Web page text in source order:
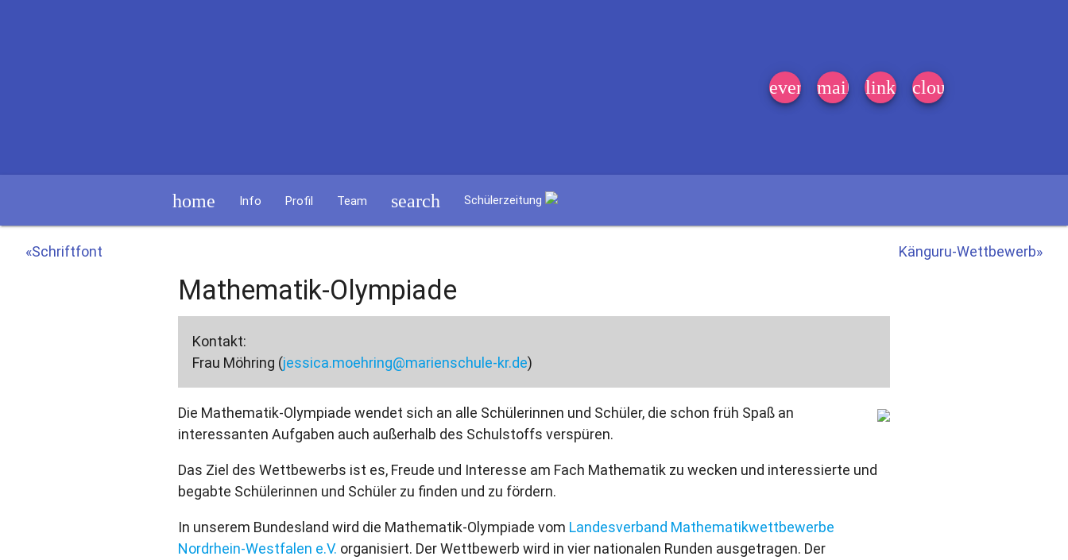
event_note
mail link cloud
home Info Profil Team search Schülerzeitung
«Schriftfont Känguru-Wettbewerb»
Mathematik-Olympiade
Kontakt:
Frau Möhring (jessica.moehring@marienschule-kr.de)
Die Mathematik-Olympiade wendet sich an alle Schülerinnen und Schüler, die schon früh Spaß an
interessanten Aufgaben auch außerhalb des Schulstoffs verspüren.
Das Ziel des Wettbewerbs ist es, Freude und Interesse am Fach Mathematik zu wecken und interessierte und
begabte Schülerinnen und Schüler zu finden und zu fördern.
In unserem Bundesland wird die Mathematik-Olympiade vom Landesverband Mathematikwettbewerbe
Nordrhein-Westfalen e.V. organisiert. Der Wettbewerb wird in vier nationalen Runden ausgetragen. Der